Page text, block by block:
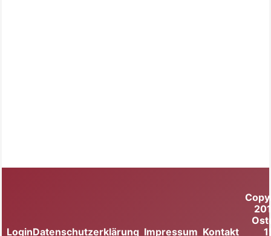
LoginDatenschutzerklärung Impressum Kontakt